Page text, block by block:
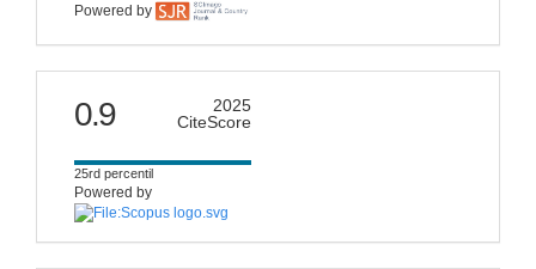
Powered by
citescore
0.9
2025
CiteScore
25rd percentil
Powered by